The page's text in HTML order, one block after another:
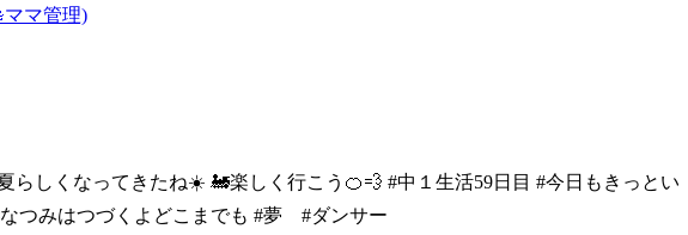
ママ管理)
らしくなってきたね☀️ 🚂楽しく行こう🍊💨 #中１生活59日目 #今日もきっとい
つみはつづくよどこまでも #夢 #ダンサー